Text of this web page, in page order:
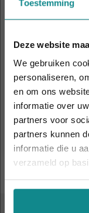
Toestemming
Deze website
We gebruiken
personaliseren,
en om ons
informatie over
partners voor
partners kunnen
informatie die u
verzameld op
Duur
Prijs
Laatste
daarna